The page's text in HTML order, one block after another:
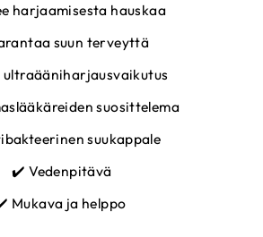
harjaamisesta hauskaa
suun terveyttä
suosittelema
suukappale
✔️ Vedenpitävä
Mukava ja helppo